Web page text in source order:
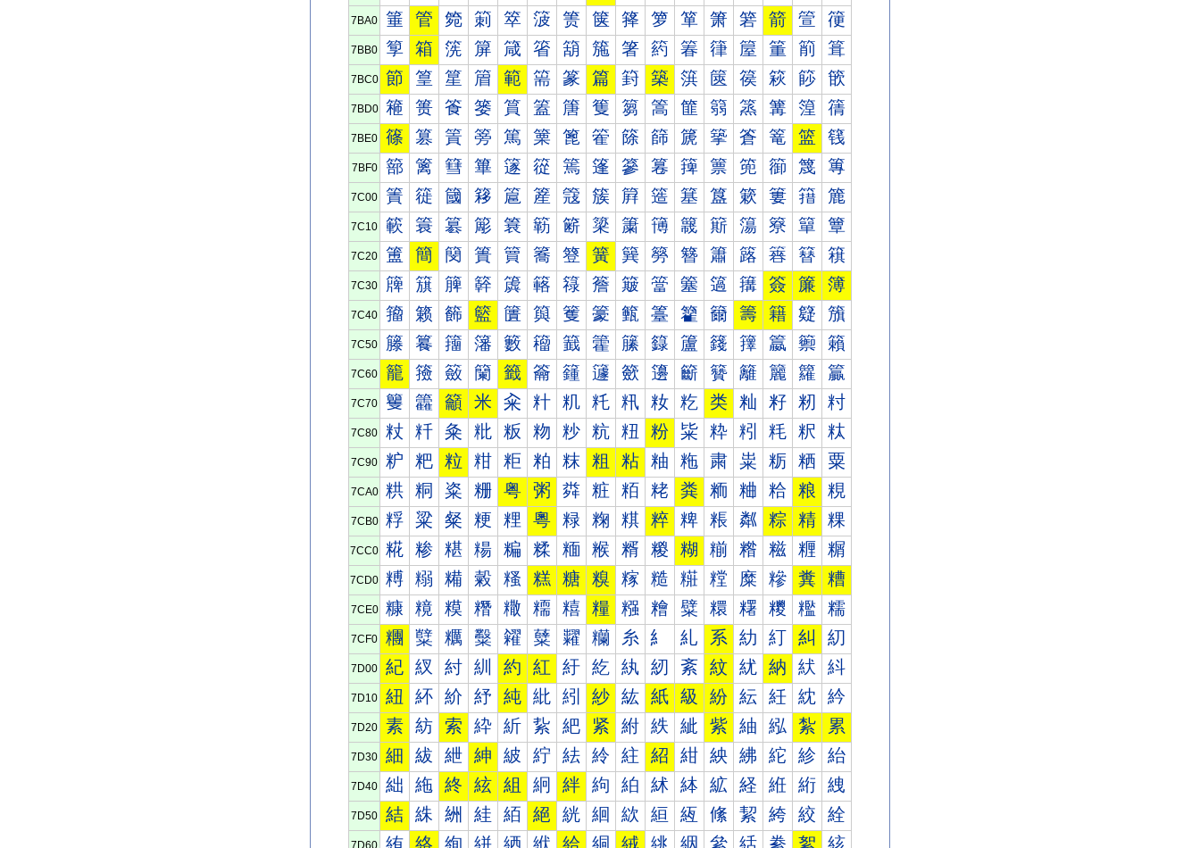
7BA0 箠 管 箢 箣 箤 箥 箦 箧 箨 箩 箪 箫 箬 箭 箮 箯
7BB0 箰 箱 箲 箳 箴 箵 箶 箷 箸 箹 箺 箻 箼 箽 箾 箿
7BC0 節 篁 篂 篃 範 篅 篆 篇 篈 築 篊 篋 篌 篍 篎 篏
7BD0 篐 篑 篒 篓 篔 篕 篖 篗 篘 篙 篚 篛 篜 篝 篞 篟
7BE0 篠 篡 篢 篣 篤 篥 篦 篧 篨 篩 篪 篫 篬 篭 篮 篯
7BF0 篰 篱 篲 篳 篴 篵 篶 篷 篸 篹 篺 篻 篼 篽 篾 篿
7C00 簀 簁 簂 簃 簄 簅 簆 簇 簈 簉 簊 簋 簌 簍 簎 簏
7C10 簐 簑 簒 簓 簔 簕 簖 簗 簘 簙 簚 簛 簜 簝 簞 簟
7C20 簠 簡 簢 簣 簤 簥 簦 簧 簨 簩 簪 簫 簬 簭 簮 簯
7C30 簰 簱 簲 簳 簴 簵 簶 簷 簸 簹 簺 簻 簼 簽 簾 簿
7C40 籀 籁 籂 籃 籄 籅 籆 籇 籈 籉 籊 籋 籌 籍 籎 籏
7C50 籐 籑 籒 籓 籔 籕 籖 籗 籘 籙 籚 籛 籜 籝 籞 籟
7C60 籠 籡 籢 籣 籤 籥 籦 籧 籨 籩 籪 籫 籬 籭 籮 籯
7C70 籰 籱 籲 米 籴 籵 籶 籷 籸 籹 籺 类 籼 籽 籾 籿
7C80 粀 粁 粂 粃 粄 粅 粆 粇 粈 粉 粊 粋 粌 粍 粎 粏
7C90 粐 粑 粒 粓 粔 粕 粖 粗 粘 粙 粚 粛 粜 粝 粞 粟
7CA0 粠 粡 粢 粣 粤 粥 粦 粧 粨 粩 粪 粫 粬 粭 粮 粯
7CB0 粰 粱 粲 粳 粴 粵 粶 粷 粸 粹 粺 粻 粼 粽 精 粿
7CC0 糀 糁 糂 糃 糄 糅 糆 糇 糈 糉 糊 糋 糌 糍 糎 糏
7CD0 糐 糑 糒 糓 糔 糕 糖 糗 糘 糙 糚 糛 糜 糝 糞 糟
7CE0 糠 糡 糢 糣 糤 糥 糦 糧 糨 糩 糪 糫 糬 糭 糮 糯
7CF0 糰 糱 糲 糳 糴 糵 糶 糷 糸 糹 糺 系 糼 糽 糾 糿
7D00 紀 紁 紂 紃 約 紅 紆 紇 紈 紉 紊 紋 紌 納 紎 紏
7D10 紐 紑 紒 紓 純 紕 紖 紗 紘 紙 級 紛 紜 紝 紞 紟
7D20 素 紡 索 紣 紤 紥 紦 紧 紨 紩 紪 紫 紬 紭 紮 累
7D30 細 紱 紲 紳 紴 紵 紶 紷 紸 紹 紺 紻 紼 紽 紾 紿
7D40 絀 絁 終 絃 組 絅 絆 絇 絈 絉 絊 絋 経 絍 絎 絏
7D50 結 絑 絒 絓 絔 絕 絖 絗 絘 絙 絚 絛 絜 絝 絞 絟
7D60 絠 絡 絢 絣 絤 絥 給 絧 絨 絩 絪 絫 絬 絭 絮 絯